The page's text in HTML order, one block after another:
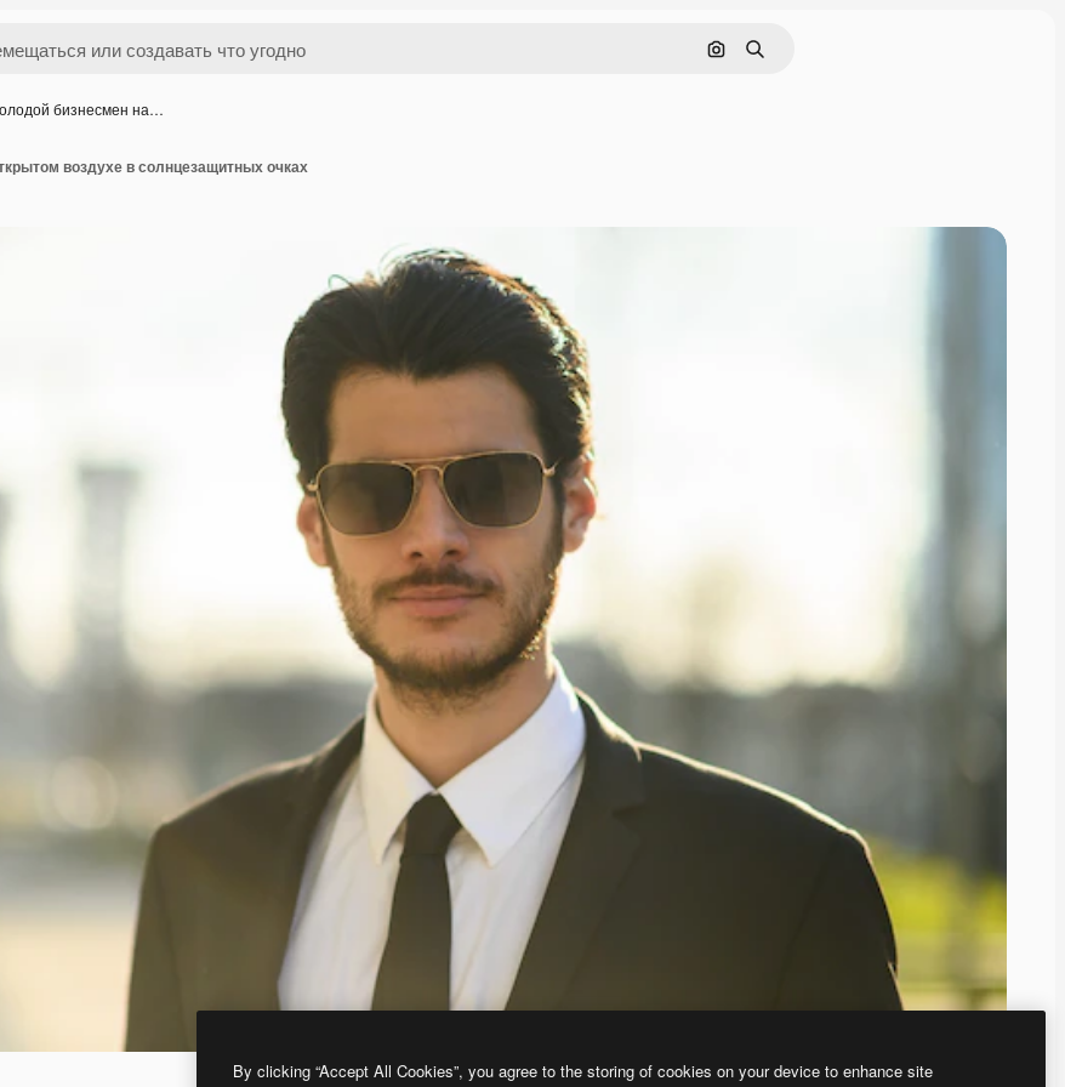
Поиск по изображению
Поиск
бизнесмен на…
воздухе в солнцезащитных очках
By clicking “Accept All Cookies”, you agree to the storing of cookies on your device to enhance site